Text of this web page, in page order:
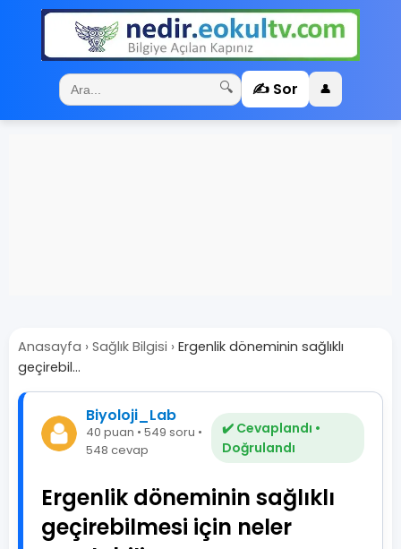
🔍 ✍️ Sor 👤
Anasayfa › Sağlık Bilgisi › Ergenlik döneminin sağlıklı
geçirebil...
Biyoloji_Lab
40 puan • 549 soru •
548 cevap
✔️ Cevaplandı •
Doğrulandı
Ergenlik döneminin sağlıklı
geçirebilmesi için neler